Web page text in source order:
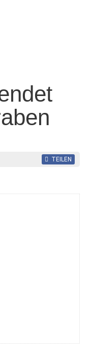
TEILEN